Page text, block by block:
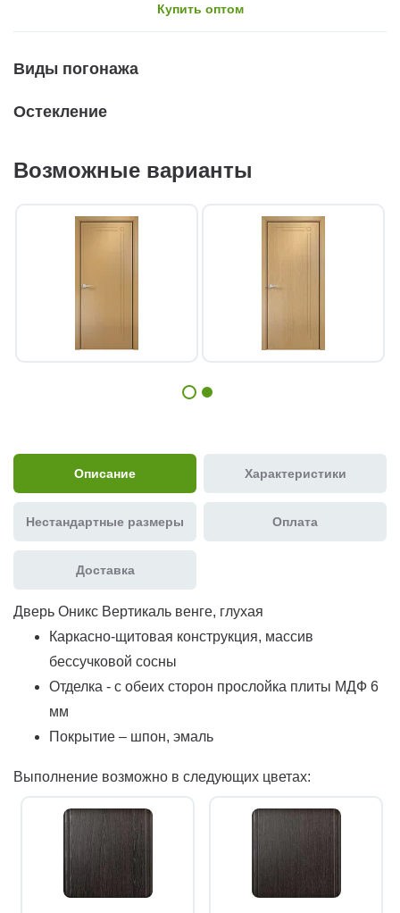
Купить оптом
Виды погонажа
Остекление
Возможные варианты
Описание Характеристики
Нестандартные размеры Оплата
Доставка
Дверь Оникс Вертикаль венге, глухая
Каркасно-щитовая конструкция, массив
бессучковой сосны
Отделка - с обеих сторон прослойка плиты МДФ 6
мм
Покрытие – шпон, эмаль
Выполнение возможно в следующих цветах: